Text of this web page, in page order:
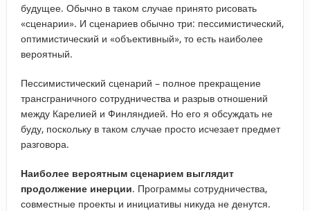
будущее. Обычно в таком случае принято рисовать
«сценарии». И сценариев обычно три: пессимистический,
оптимистический и «объективный», то есть наиболее
вероятный.
Пессимистический сценарий – полное прекращение
трансграничного сотрудничества и разрыв отношений
между Карелией и Финляндией. Но его я обсуждать не
буду, поскольку в таком случае просто исчезает предмет
разговора.
Наиболее вероятным сценарием выглядит
продолжение инерции. Программы сотрудничества,
совместные проекты и инициативы никуда не денутся.